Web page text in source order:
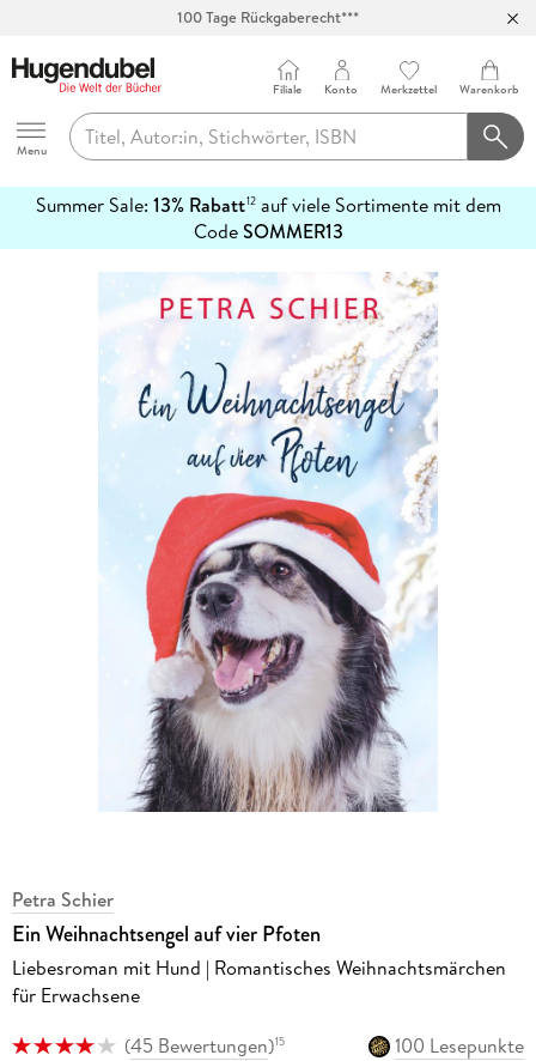
Abholung in über 100 Filialen
Hugendubel
Menu
Filiale Konto Merkzettel Warenkorb
Summer Sale: 13% Rabatt12auf viele Sortimente mit dem
CodeSOMMER13
erfahren
Petra Schier
Ein Weihnachtsengel auf vier Pfoten
Liebesroman mit Hund | Romantisches Weihnachtsmärchen
für Erwachsene
(45 Bewertungen)15
100 Lesepunkte